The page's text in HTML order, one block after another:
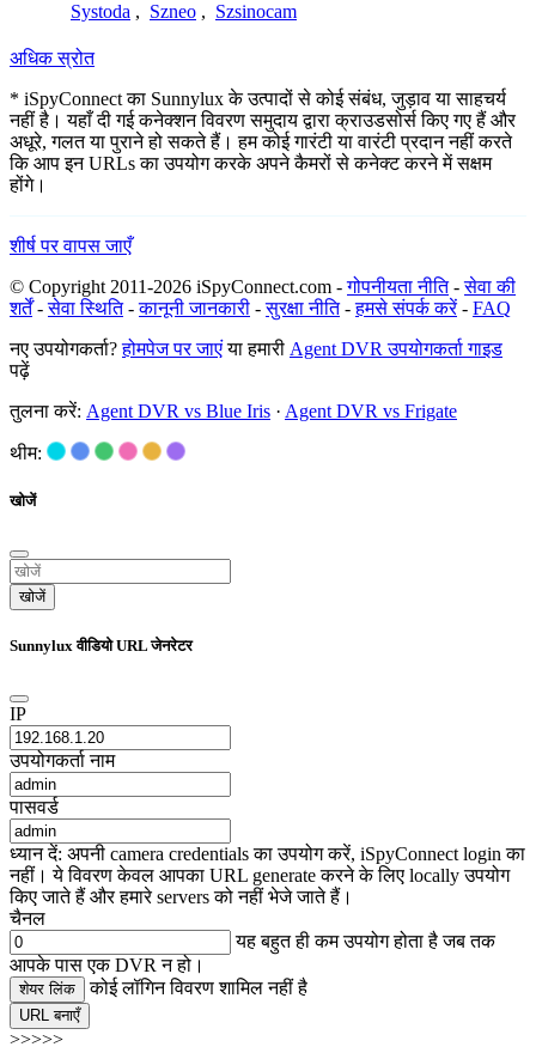
Systoda , Szneo , Szsinocam
अधिक स्रोत
* iSpyConnect का Sunnylux के उत्पादों से कोई संबंध, जुड़ाव या साहचर्य
नहीं है। यहाँ दी गई कनेक्शन विवरण समुदाय द्वारा क्राउडसोर्स किए गए हैं और
अधूरे, गलत या पुराने हो सकते हैं। हम कोई गारंटी या वारंटी प्रदान नहीं करते
कि आप इन URLs का उपयोग करके अपने कैमरों से कनेक्ट करने में सक्षम
होंगे।
शीर्ष पर वापस जाएँ
© Copyright 2011-2026 iSpyConnect.com -गोपनीयता नीति-सेवा की
शर्तें-सेवा स्थिति-कानूनी जानकारी -सुरक्षा नीति-हमसे संपर्क करें- FAQ
नए उपयोगकर्ता?होमपेज पर जाएंया हमारी Agent DVR उपयोगकर्ता गाइड
पढ़ें
तुलना करें: Agent DVR vs Blue Iris · Agent DVR vs Frigate
थीम:
खोजें
खोजें
Sunnylux वीडियो URL जेनरेटर
IP
उपयोगकर्ता नाम
पासवर्ड
ध्यान दें: अपनी camera credentials का उपयोग करें, iSpyConnect login का
नहीं। ये विवरण केवल आपका URL generate करने के लिए locally उपयोग
किए जाते हैं और हमारे servers को नहीं भेजे जाते हैं।
चैनल
यह बहुत ही कम उपयोग होता है जब तक
आपके पास एक DVR न हो।
शेयर लिंक कोई लॉगिन विवरण शामिल नहीं है
URL बनाएँ
>>>>>